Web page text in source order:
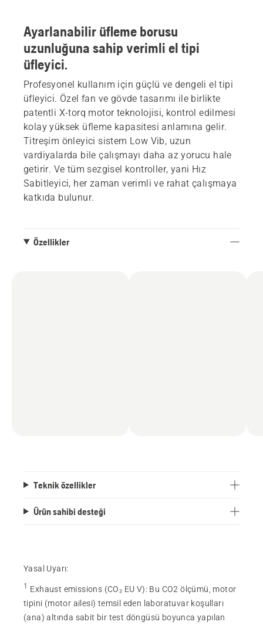
Ayarlanabilir üfleme borusu
uzunluğuna sahip verimli el tipi
üfleyici.
Profesyonel kullanım için güçlü ve dengeli el tipi
üfleyici. Özel fan ve gövde tasarımı ile birlikte
patentli X-torq motor teknolojisi, kontrol edilmesi
kolay yüksek üfleme kapasitesi anlamına gelir.
Titreşim önleyici sistem Low Vib, uzun
vardiyalarda bile çalışmayı daha az yorucu hale
getirir. Ve tüm sezgisel kontroller, yani Hız
Sabitleyici, her zaman verimli ve rahat çalışmaya
katkıda bulunur.
Özellikler
Teknik özellikler
Ürün sahibi desteği
Yasal Uyarı:
1 Exhaust emissions (CO₂ EU V): Bu CO2 ölçümü, motor
tipini (motor ailesi) temsil eden laboratuvar koşulları
(ana) altında sabit bir test döngüsü boyunca yapılan